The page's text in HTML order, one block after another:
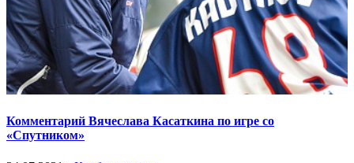
Комментарий Вячеслава Касаткина по игре со
«Спутником»